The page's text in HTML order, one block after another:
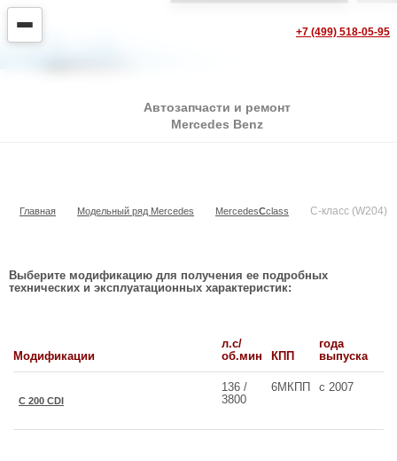
+7 (499) 518-05-95
Автозапчасти и ремонт
Mercedes Benz
Главная Модельный ряд Mercedes MercedesСclass C-класс (W204)
Выберите модификацию для получения ее подробных
технических и эксплуатационных характеристик:
Модификации
л.с/
об.мин
КПП
года
выпуска
C 200 CDI
136 /
3800
6МКПП с 2007